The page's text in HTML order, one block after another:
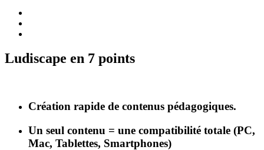
Ludiscape en 7 points
Création rapide de contenus pédagogiques.
Un seul contenu = une compatibilité totale (PC,
Mac, Tablettes, Smartphones)